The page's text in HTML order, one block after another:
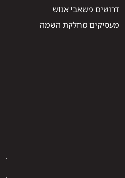
דרושים משאבי אנוש
מעסיקים מחלקת השמה